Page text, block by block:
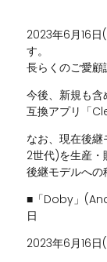
2023年6月16日
す。
長らくのご愛顧
今後、新規も含
互換アプリ「
なお、現在後
2世代)を生産・
後継モデルへの
■「Doby」
日
2023年6月16日